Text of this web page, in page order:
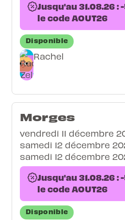
Jusqu'au 31.08.26 :
le code AOUT26
Disponible
Rachel
Morges
vendredi 11 décembre
samedi 12 décembre
samedi 12 décembre
Jusqu'au 31.08.26 :
le code AOUT26
Disponible